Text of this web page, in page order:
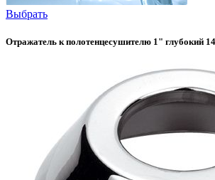
Выбрать
Отражатель к полотенцесушителю 1" глубокий